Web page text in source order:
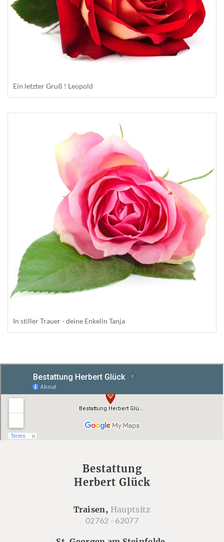
Ein letzter Gruß ! Leopold
In stiller Trauer - deine Enkelin Tanja
Bestattung
Herbert Glück
Traisen, Hauptsitz
02762 - 62077